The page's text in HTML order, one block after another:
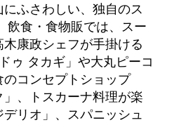
ふさわしい、独自のス
飲食・食物販では、スー
康政シェフが手掛ける
ゥ タカギ」や大丸ピーコ
コンセプトショップ
」、トスカーナ料理が楽
リオ」、スパニッシュ